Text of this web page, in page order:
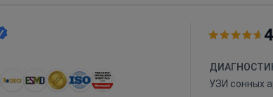
для сосудистых процедур
УЗИ сонных